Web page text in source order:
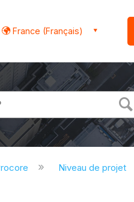
France (Français)
Niveau de projet